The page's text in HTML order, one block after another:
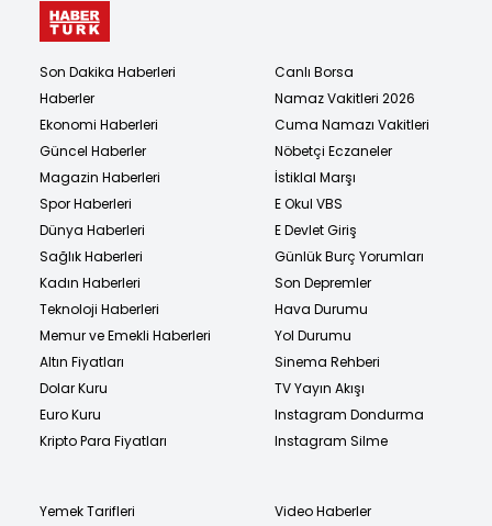
Son Dakika Haberleri
Haberler
Ekonomi Haberleri
Güncel Haberler
Magazin Haberleri
Spor Haberleri
Dünya Haberleri
Sağlık Haberleri
Kadın Haberleri
Teknoloji Haberleri
Memur ve Emekli Haberleri
Altın Fiyatları
Dolar Kuru
Euro Kuru
Kripto Para Fiyatları
Canlı Borsa
Namaz Vakitleri 2026
Cuma Namazı Vakitleri
Nöbetçi Eczaneler
İstiklal Marşı
E Okul VBS
E Devlet Giriş
Günlük Burç Yorumları
Son Depremler
Hava Durumu
Yol Durumu
Sinema Rehberi
TV Yayın Akışı
Instagram Dondurma
Instagram Silme
Yemek Tarifleri
Video Haberler